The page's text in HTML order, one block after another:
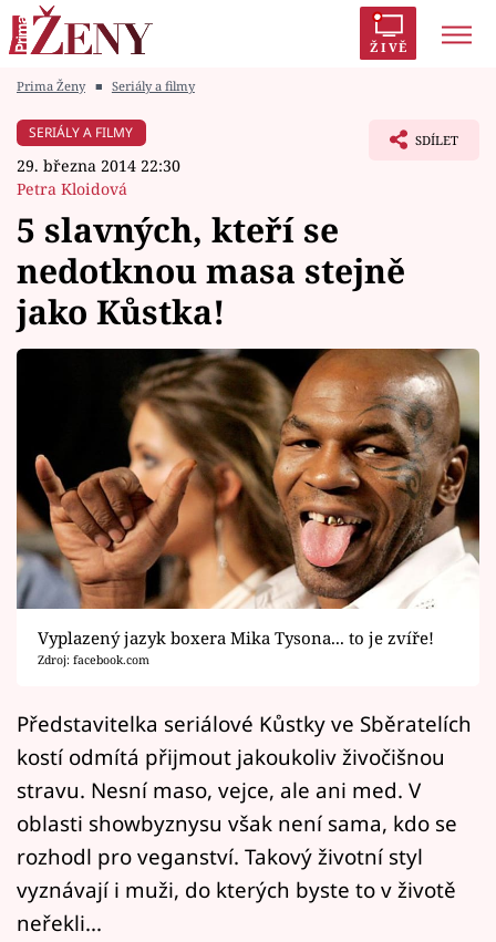
ŽIVĚ
Módní alarm
Témata
Celebrity
Horoskopy
Sledujte prima+
Filmový festival Karlovy Vary
Pořady
Mámy sobě
Přihlášení
Sledujte nás
Prima Ženy ■ Seriály a filmy
SERIÁLY A FILMY
29. března 2014 22:30
Petra Kloidová
SDÍLET
5 slavných, kteří se
nedotknou masa stejně
jako Kůstka!
Vyplazený jazyk boxera Mika Tysona... to je zvíře!
Zdroj: facebook.com
Představitelka seriálové Kůstky ve Sběratelích
kostí odmítá přijmout jakoukoliv živočišnou
stravu. Nesní maso, vejce, ale ani med. V
oblasti showbyznysu však není sama, kdo se
rozhodl pro veganství. Takový životní styl
vyznávají i muži, do kterých byste to v životě
neřekli...